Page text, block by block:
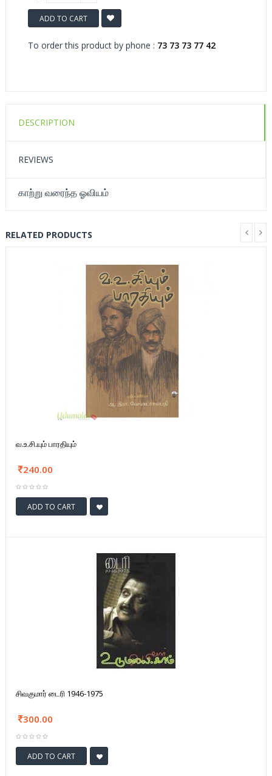
ADD TO CART
To order this product by phone : 73 73 73 77 42
DESCRIPTION
REVIEWS
காற்று வரைந்த ஓவியம்
RELATED PRODUCTS
வ.உ.சி.யும் பாரதியும்
240.00
ADD TO CART
சிவகுமார் டைரி 1946-1975
300.00
ADD TO CART